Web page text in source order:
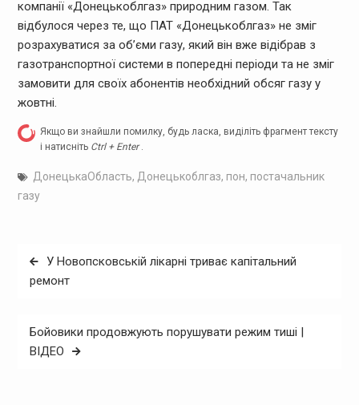
компанії «Донецькоблгаз» природним газом. Так
відбулося через те, що ПАТ «Донецькоблгаз» не зміг
розрахуватися за об’єми газу, який він вже відібрав з
газотранспортної системи в попередні періоди та не зміг
замовити для своїх абонентів необхідний обсяг газу у
жовтні.
Якщо ви знайшли помилку, будь ласка, виділіть фрагмент тексту
і натисніть Ctrl + Enter.
ДонецькаОбласть, Донецькоблгаз, пон, постачальник
газу
Навігація
записів
У Новопсковській лікарні триває капітальний
ремонт
Бойовики продовжують порушувати режим тиші |
ВІДЕО